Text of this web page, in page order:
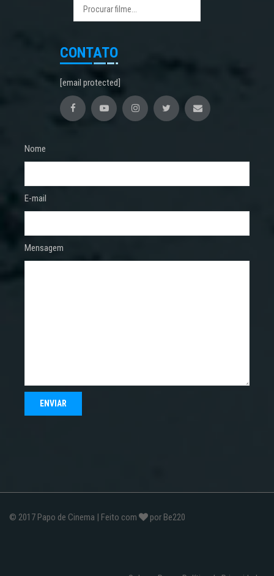
CONTATO
[email protected]
Nome
E-mail
Mensagem
© 2017 Papo de Cinema | Feito com por Be220